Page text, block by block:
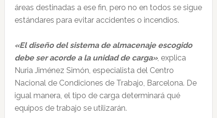
áreas destinadas a ese fin, pero no en todos se sigue
estándares para evitar accidentes o incendios.
«El diseño del sistema de almacenaje escogido
debe ser acorde a la unidad de carga», explica
Nuria Jiménez Simón, especialista del Centro
Nacional de Condiciones de Trabajo, Barcelona. De
igual manera, el tipo de carga determinará qué
equipos de trabajo se utilizarán.